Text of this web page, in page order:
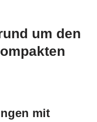
um den
mit